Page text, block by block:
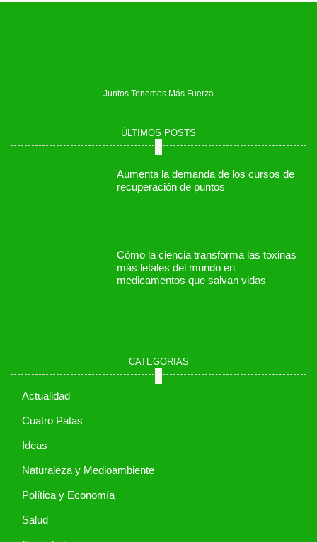
Juntos Tenemos Más Fuerza
ÚLTIMOS POSTS
Aumenta la demanda de los cursos de
recuperación de puntos
Cómo la ciencia transforma las toxinas
más letales del mundo en
medicamentos que salvan vidas
CATEGORIAS
Actualidad
Cuatro Patas
Ideas
Naturaleza y Medioambiente
Política y Economía
Salud